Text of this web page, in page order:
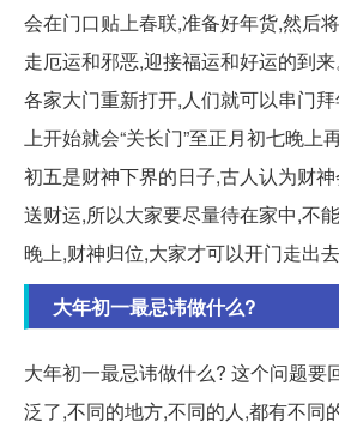
会在门口贴上春联,准备好年货,然后
走厄运和邪恶,迎接福运和好运的到
各家大门重新打开,人们就可以串门
上开始就会“关长门”至正月初七晚上
初五是财神下界的日子,古人认为财
送财运,所以大家要尽量待在家中,不
晚上,财神归位,大家才可以开门走出去
大年初一最忌讳做什么?
大年初一最忌讳做什么? 这个问题要
泛了,不同的地方,不同的人,都有不同